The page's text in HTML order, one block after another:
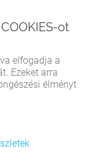
fenntartva.
ot
elfogadja a
Ezeket arra
élményt